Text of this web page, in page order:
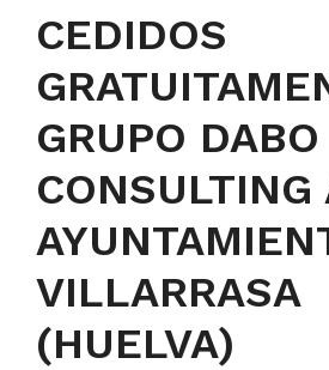
CEDIDOS
GRUPO DABO
CONSULTING
VILLARRASA
(HUELVA)